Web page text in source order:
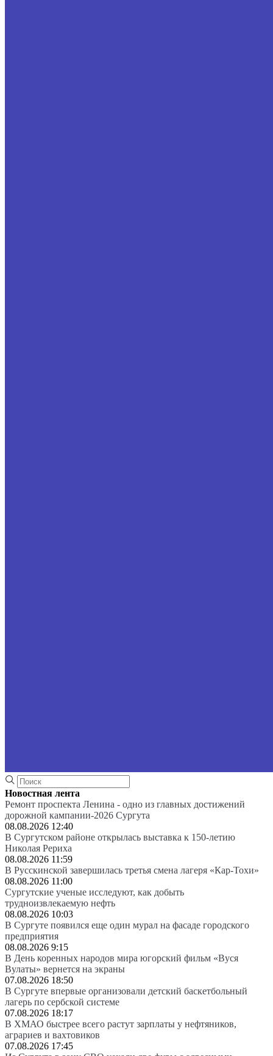
Новостная лента
Ремонт проспекта Ленина - одно из главных достижений
дорожной кампании-2026 Сургута
08.08.2026 12:40
В Сургутском районе открылась выставка к 150-летию
Николая Рериха
08.08.2026 11:59
В Русскинской завершилась третья смена лагеря «Кар-Тохи»
08.08.2026 11:00
Сургутские ученые исследуют, как добыть
трудноизвлекаемую нефть
08.08.2026 10:03
В Сургуте появился еще один мурал на фасаде городского
предприятия
08.08.2026 9:15
В День коренных народов мира югорский фильм «Вуся
Вулаты» вернется на экраны
07.08.2026 18:50
В Сургуте впервые организовали детский баскетбольный
лагерь по сербской системе
07.08.2026 18:17
В ХМАО быстрее всего растут зарплаты у нефтяников,
аграриев и вахтовиков
07.08.2026 17:45